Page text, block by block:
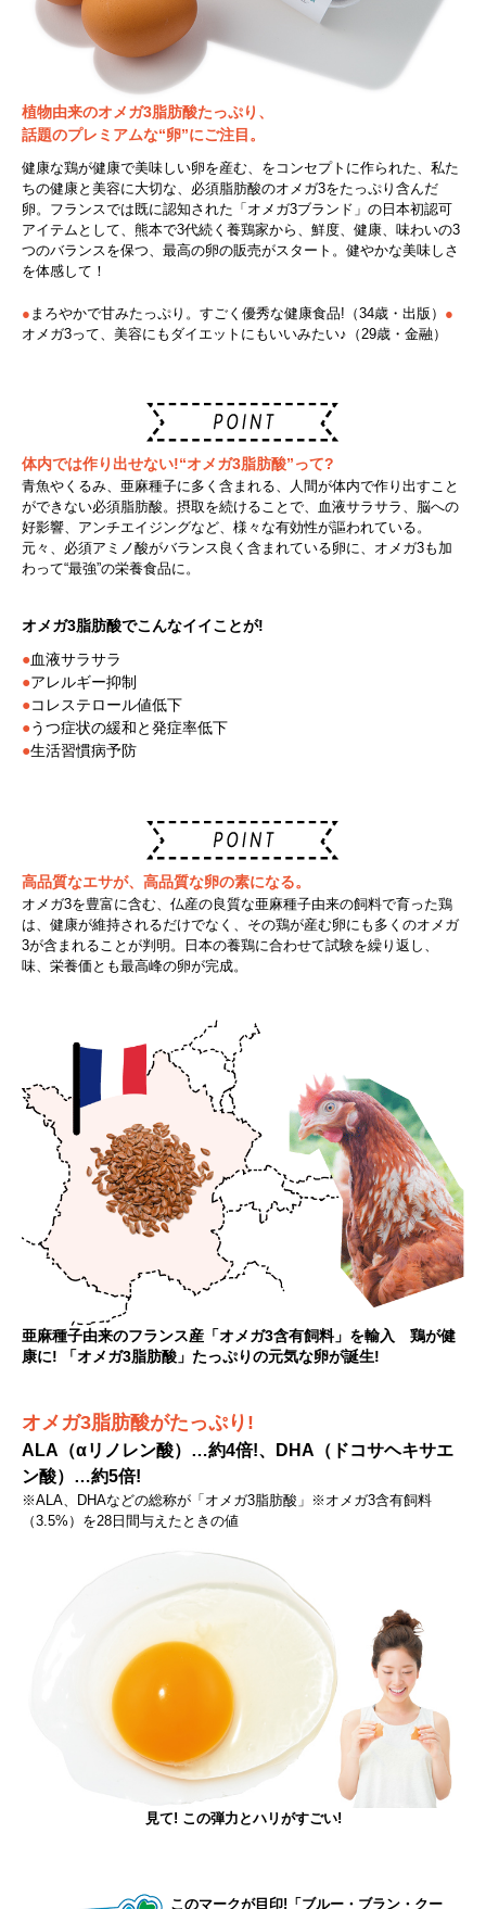
植物由来のオメガ3脂肪酸たっぷり、
話題のプレミアムな“卵”にご注目。
健康な鶏が健康で美味しい卵を産む、をコンセプトに作られた、私た
ちの健康と美容に大切な、必須脂肪酸のオメガ3をたっぷり含んだ
卵。フランスでは既に認知された「オメガ3ブランド」の日本初認可
アイテムとして、熊本で3代続く養鶏家から、鮮度、健康、味わいの3
つのバランスを保つ、最高の卵の販売がスタート。健やかな美味しさ
を体感して！
● まろやかで甘みたっぷり。すごく優秀な健康食品!（34歳・出版） ●
オメガ3って、美容にもダイエットにもいいみたい♪（29歳・金融）
体内では作り出せない!“オメガ3脂肪酸”って?
青魚やくるみ、亜麻種子に多く含まれる、人間が体内で作り出すこと
ができない必須脂肪酸。摂取を続けることで、血液サラサラ、脳への
好影響、アンチエイジングなど、様々な有効性が謳われている。
元々、必須アミノ酸がバランス良く含まれている卵に、オメガ3も加
わって“最強”の栄養食品に。
オメガ3脂肪酸でこんなイイことが!
●血液サラサラ
●アレルギー抑制
●コレステロール値低下
●うつ症状の緩和と発症率低下
●生活習慣病予防
高品質なエサが、高品質な卵の素になる。
オメガ3を豊富に含む、仏産の良質な亜麻種子由来の飼料で育った鶏
は、健康が維持されるだけでなく、その鶏が産む卵にも多くのオメガ
3が含まれることが判明。日本の養鶏に合わせて試験を繰り返し、
味、栄養価とも最高峰の卵が完成。
亜麻種子由来のフランス産「オメガ3含有飼料」を輸入 鶏が健
康に! 「オメガ3脂肪酸」たっぷりの元気な卵が誕生!
オメガ3脂肪酸がたっぷり!
ALA（αリノレン酸）…約4倍!、DHA（ドコサヘキサエ
ン酸）…約5倍!
※ALA、DHAなどの総称が「オメガ3脂肪酸」※オメガ3含有飼料
（3.5%）を28日間与えたときの値
見て! この弾力とハリがすごい!
このマークが目印!「ブルー・ブラン・クー